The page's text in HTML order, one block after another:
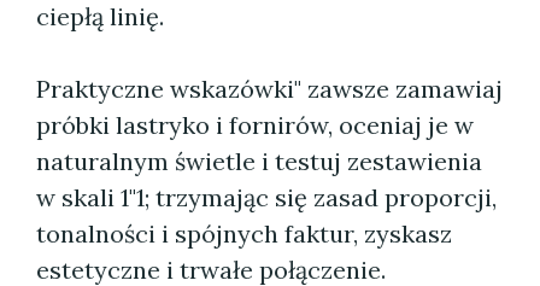
ciepłą linię.
Praktyczne wskazówki" zawsze zamawiaj
próbki lastryko i fornirów, oceniaj je w
naturalnym świetle i testuj zestawienia
w skali 1"1; trzymając się zasad proporcji,
tonalności i spójnych faktur, zyskasz
estetyczne i trwałe połączenie.